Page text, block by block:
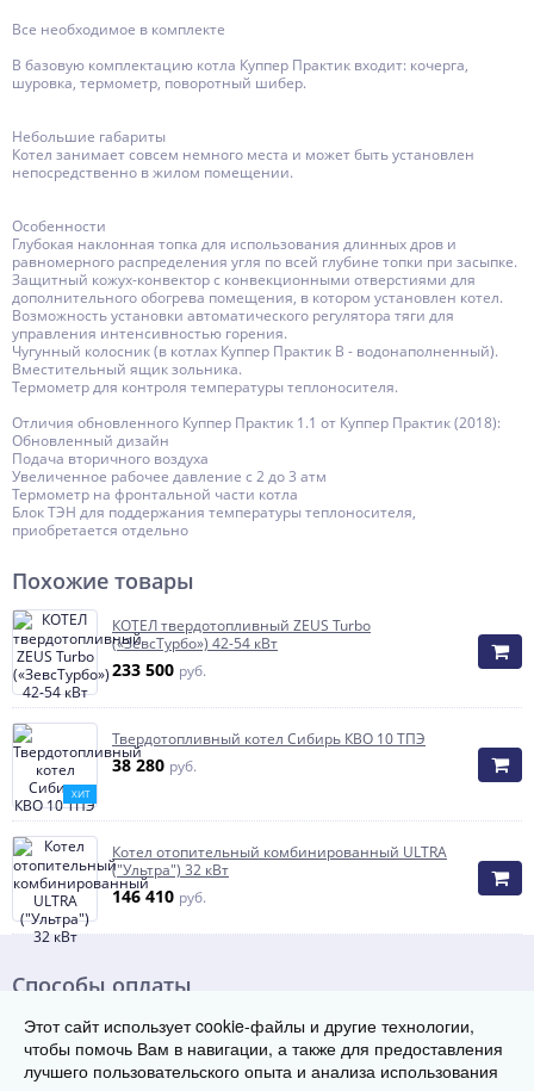
Все необходимое в комплекте
В базовую комплектацию котла Куппер Практик входит: кочерга,
шуровка, термометр, поворотный шибер.
Небольшие габариты
Котел занимает совсем немного места и может быть установлен
непосредственно в жилом помещении.
Особенности
Глубокая наклонная топка для использования длинных дров и
равномерного распределения угля по всей глубине топки при засыпке.
Защитный кожух-конвектор с конвекционными отверстиями для
дополнительного обогрева помещения, в котором установлен котел.
Возможность установки автоматического регулятора тяги для
управления интенсивностью горения.
Чугунный колосник (в котлах Куппер Практик В - водонаполненный).
Вместительный ящик зольника.
Термометр для контроля температуры теплоносителя.
Отличия обновленного Куппер Практик 1.1 от Куппер Практик (2018):
Обновленный дизайн
Подача вторичного воздуха
Увеличенное рабочее давление с 2 до 3 атм
Термометр на фронтальной части котла
Блок ТЭН для поддержания температуры теплоносителя,
приобретается отдельно
Похожие товары
КОТЕЛ твердотопливный ZEUS Turbo
(«ЗевсТурбо») 42-54 кВт
233 500 руб.
ХИТ
Твердотопливный котел Сибирь КВО 10 ТПЭ
38 280 руб.
Котел отопительный комбинированный ULTRA
("Ультра") 32 кВт
146 410 руб.
Способы оплаты
Этот сайт использует cookie-файлы и другие технологии,
чтобы помочь Вам в навигации, а также для предоставления
лучшего пользовательского опыта и анализа использования